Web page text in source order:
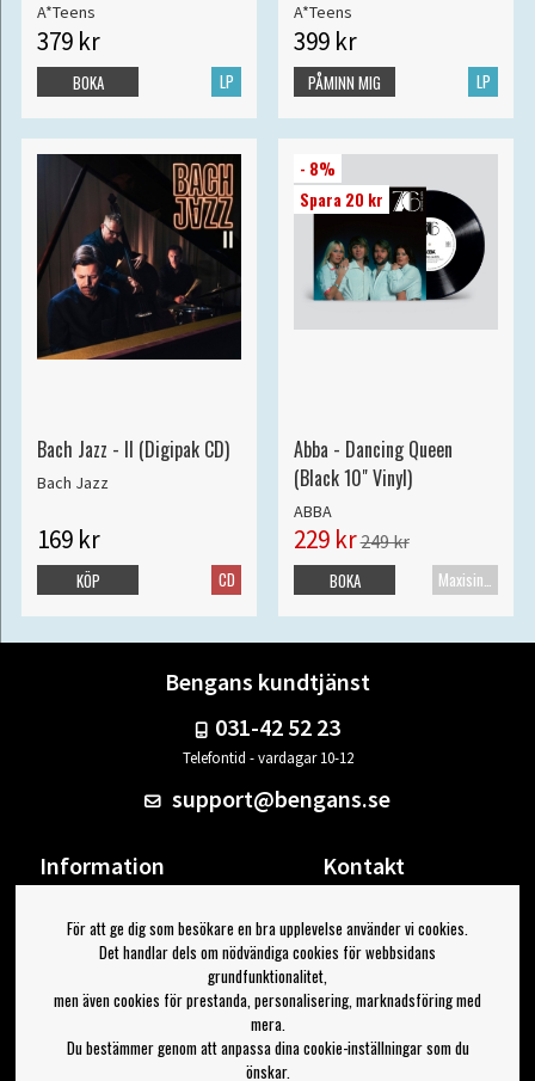
A*Teens
379 kr
LP
BOKA
A*Teens
399 kr
LP
PÅMINN MIG
Bach Jazz - II (Digipak CD)
Bach Jazz
169 kr
CD
KÖP
- 8%
Spara 20 kr
Abba - Dancing Queen
(Black 10" Vinyl)
ABBA
229 kr249 kr
Maxisingel
BOKA
Bengans kundtjänst
031-42 52 23
Telefontid - vardagar 10-12
support@bengans.se
Information
Om Bengans
FAQ / Köp- & Leveransvillkor
Kontakt
Din sida
Logga ut
Jag vill ha tips från Bengans
För att ge dig som besökare en bra upplevelse använder vi cookies.
Det handlar dels om nödvändiga cookies för webbsidans
grundfunktionalitet,
men även cookies för prestanda, personalisering, marknadsföring med
mera.
Du bestämmer genom att anpassa dina cookie-inställningar som du
önskar.